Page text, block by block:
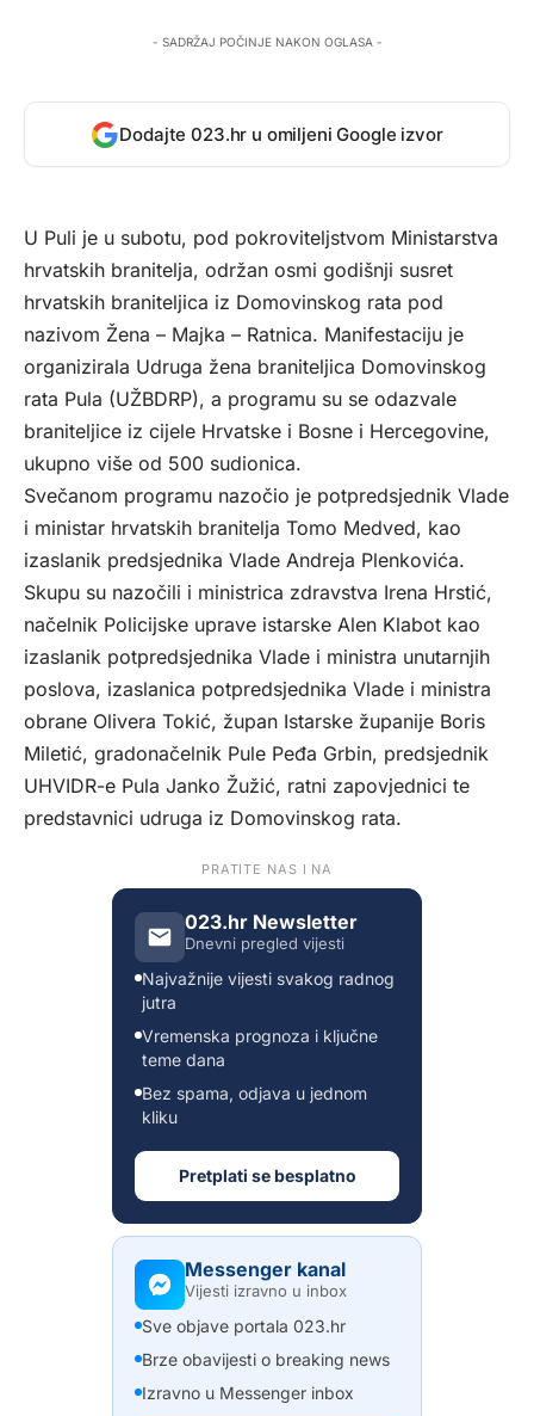
- SADRŽAJ POČINJE NAKON OGLASA -
Dodajte 023.hr u omiljeni Google izvor
U Puli je u subotu, pod pokroviteljstvom Ministarstva
hrvatskih branitelja, održan osmi godišnji susret
hrvatskih braniteljica iz Domovinskog rata pod
nazivom Žena – Majka – Ratnica. Manifestaciju je
organizirala Udruga žena braniteljica Domovinskog
rata Pula (UŽBDRP), a programu su se odazvale
braniteljice iz cijele Hrvatske i Bosne i Hercegovine,
ukupno više od 500 sudionica.
Svečanom programu nazočio je potpredsjednik Vlade
i ministar hrvatskih branitelja Tomo Medved, kao
izaslanik predsjednika Vlade Andreja Plenkovića.
Skupu su nazočili i ministrica zdravstva Irena Hrstić,
načelnik Policijske uprave istarske Alen Klabot kao
izaslanik potpredsjednika Vlade i ministra unutarnjih
poslova, izaslanica potpredsjednika Vlade i ministra
obrane Olivera Tokić, župan Istarske županije Boris
Miletić, gradonačelnik Pule Peđa Grbin, predsjednik
UHVIDR-e Pula Janko Žužić, ratni zapovjednici te
predstavnici udruga iz Domovinskog rata.
PRATITE NAS I NA
023.hr Newsletter
Dnevni pregled vijesti
Najvažnije vijesti svakog radnog
jutra
Vremenska prognoza i ključne
teme dana
Bez spama, odjava u jednom
kliku
Pretplati se besplatno
Messenger kanal
Vijesti izravno u inbox
Sve objave portala 023.hr
Brze obavijesti o breaking news
Izravno u Messenger inbox